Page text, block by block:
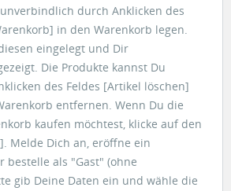
durch Anklicken des
in den Warenkorb legen.
eingelegt und Dir
Die Produkte kannst Du
des Feldes [Artikel löschen]
entfernen. Wenn Du die
kaufen möchtest, klicke auf den
Melde Dich an, eröffne ein
bestelle als "Gast" (ohne
gib Deine Daten ein und wähle die